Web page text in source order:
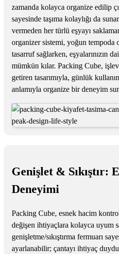
zamanda kolayca organize edilip
sayesinde taşıma kolaylığı da
vermeden her türlü eşyayı
organizer sistemi, yoğun tempoda
tasarruf sağlarken, eşyalarınızın
mümkün kılar. Packing Cube,
getiren tasarımıyla, günlük
anlamıyla organize bir deneyim
Genişlet & Sıkıştır:
Deneyimi
Packing Cube, esnek hacim
değişen ihtiyaçlara kolayca uyum
genişletme/sıkıştırma fermuarı
ayarlanabilir; çantayı ihtiyaç